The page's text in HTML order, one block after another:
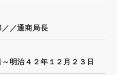
／通商局長
明治４２年１２月２３日